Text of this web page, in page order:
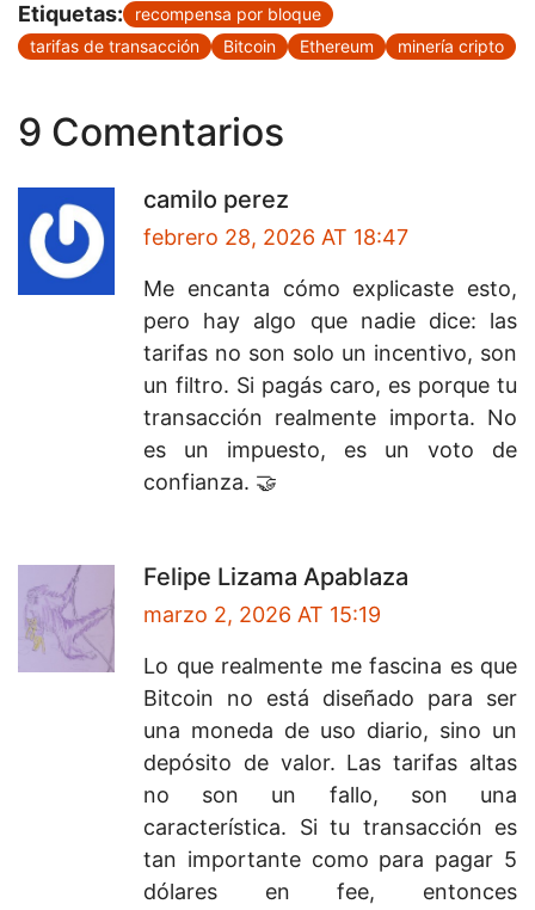
Etiquetas:
recompensa por bloque
tarifas de transacción
Bitcoin Ethereum minería cripto
9 Comentarios
camilo perez
febrero 28, 2026 AT 18:47
Me encanta cómo explicaste esto,
pero hay algo que nadie dice: las
tarifas no son solo un incentivo, son
un filtro. Si pagás caro, es porque tu
transacción realmente importa. No
es un impuesto, es un voto de
confianza. 🤝
Felipe Lizama Apablaza
marzo 2, 2026 AT 15:19
Lo que realmente me fascina es que
Bitcoin no está diseñado para ser
una moneda de uso diario, sino un
depósito de valor. Las tarifas altas
no son un fallo, son una
característica. Si tu transacción es
tan importante como para pagar 5
dólares en fee, entonces